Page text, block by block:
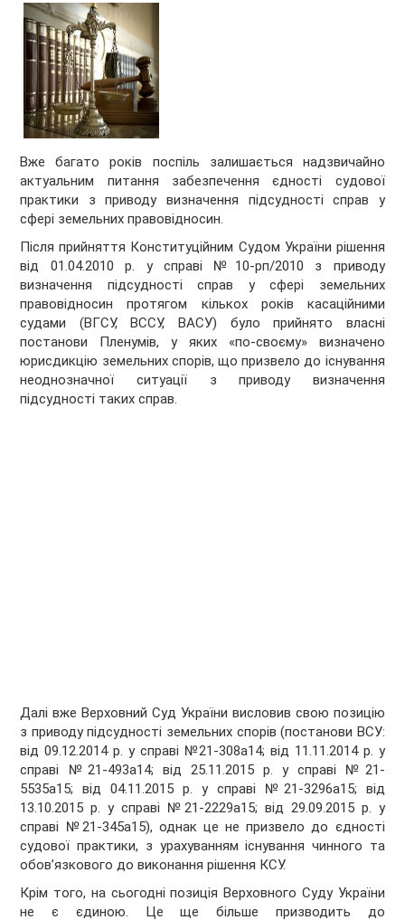
Вже багато років поспіль залишається надзвичайно
актуальним питання забезпечення єдності судової
практики з приводу визначення підсудності справ у
сфері земельних правовідносин.
Після прийняття Конституційним Судом України рішення
від 01.04.2010 р. у справі №10-рп/2010 з приводу
визначення підсудності справ у сфері земельних
правовідносин протягом кількох років касаційними
судами (ВГСУ, ВССУ, ВАСУ) було прийнято власні
постанови Пленумів, у яких «по-своєму» визначено
юрисдикцію земельних спорів, що призвело до існування
неоднозначної ситуації з приводу визначення
підсудності таких справ.
Далі вже Верховний Суд України висловив свою позицію
з приводу підсудності земельних спорів (постанови ВСУ:
від 09.12.2014 р. у справі №21-308а14; від 11.11.2014 р. у
справі №21-493а14; від 25.11.2015 р. у справі №21-
5535а15; від 04.11.2015 р. у справі №21-3296а15; від
13.10.2015 р. у справі №21-2229а15; від 29.09.2015 р. у
справі №21-345а15), однак це не призвело до єдності
судової практики, з урахуванням існування чинного та
обов’язкового до виконання рішення КСУ.
Крім того, на сьогодні позиція Верховного Суду України
не є єдиною. Це ще більше призводить до